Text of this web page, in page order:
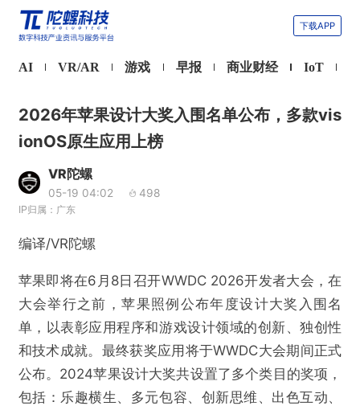
下载APP
AI VR/AR 游戏 早报 商业财经 IoT
2026年苹果设计大奖入围名单公布，多款vis
ionOS原生应用上榜
VR陀螺
05-19 04:02 498
IP归属：广东
编译/VR陀螺
苹果即将在6月8日召开WWDC 2026开发者大会，在
大会举行之前，苹果照例公布年度设计大奖入围名
单，以表彰应用程序和游戏设计领域的创新、独创性
和技术成就。最终获奖应用将于WWDC大会期间正式
公布。2024苹果设计大奖共设置了多个类目的奖项，
包括：乐趣横生、多元包容、创新思维、出色互动、